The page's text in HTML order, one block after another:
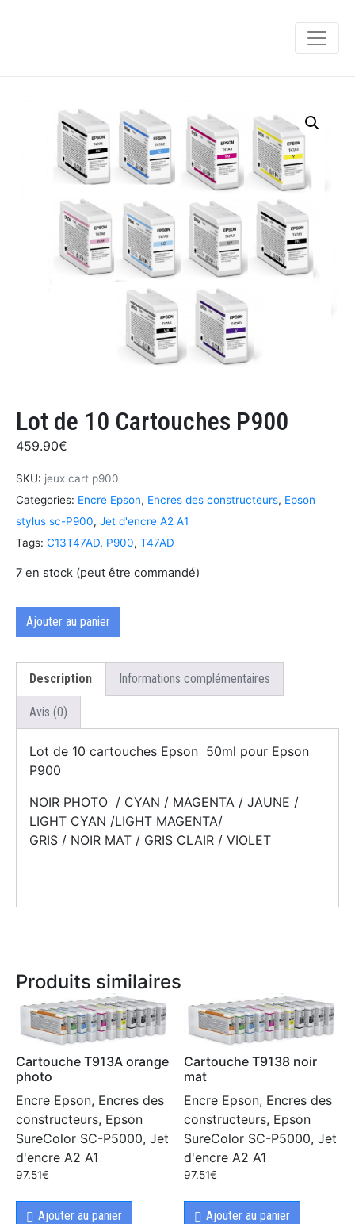
Lot de 10 Cartouches P900
459.90€
SKU: jeux cart p900
Categories: Encre Epson, Encres des constructeurs, Epson
stylus sc-P900, Jet d'encre A2 A1
Tags: C13T47AD, P900, T47AD
7 en stock (peut être commandé)
Ajouter au panier
Description Informations complémentaires
Avis (0)
Lot de 10 cartouches Epson 50ml pour Epson
P900
NOIR PHOTO / CYAN / MAGENTA / JAUNE /
LIGHT CYAN /LIGHT MAGENTA/
GRIS / NOIR MAT / GRIS CLAIR / VIOLET
Produits similaires
Cartouche T913A orange
photo
Encre Epson, Encres des
constructeurs, Epson
SureColor SC-P5000, Jet
d'encre A2 A1
97.51€
Ajouter au panier
Cartouche T9138 noir
mat
Encre Epson, Encres des
constructeurs, Epson
SureColor SC-P5000, Jet
d'encre A2 A1
97.51€
Ajouter au panier